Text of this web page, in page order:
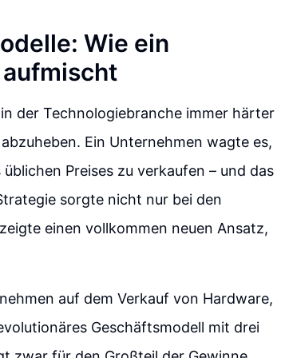
Wie ein
der Technologiebranche immer härter
Ein Unternehmen wagte es,
Preises zu verkaufen – und das
sorgte nicht nur bei den
einen vollkommen neuen Ansatz,
auf dem Verkauf von Hardware,
Geschäftsmodell mit drei